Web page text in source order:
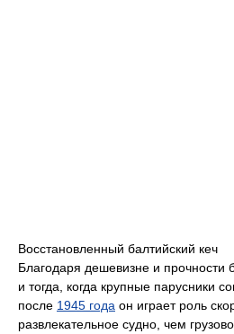
Восстановленный балтийский кеч
Благодаря дешевизне и прочности
и тогда, когда крупные парусники
после 1945 года он играет роль
развлекательное судно, чем